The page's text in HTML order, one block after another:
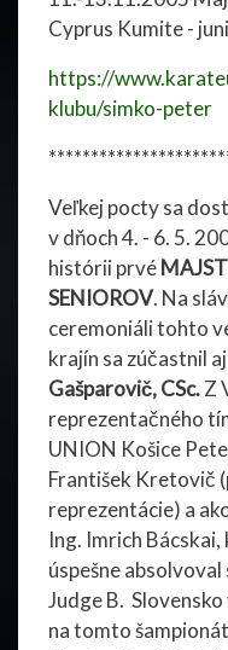
Cyprus Kumite -
https://
klubu/simko-peter
Veľkej pocty sa
v dňoch 4. - 6. 5.
histórii prvé
SENIOROV. Na
ceremoniáli tohto
krajín sa zúčastnil
Gašparovič, CSc.Z
reprezentačného
UNION Košice
František Kretovič
reprezentácie) a
Ing. Imrich
úspešne absolvoval
Judge B.
na tomto